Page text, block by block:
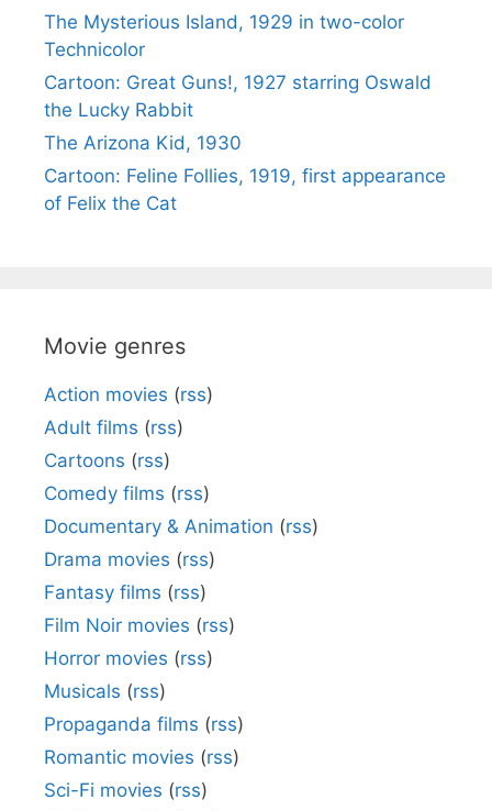
The Mysterious Island, 1929 in two-color
Technicolor
Cartoon: Great Guns!, 1927 starring Oswald
the Lucky Rabbit
The Arizona Kid, 1930
Cartoon: Feline Follies, 1919, first appearance
of Felix the Cat
Movie genres
Action movies (rss)
Adult films (rss)
Cartoons (rss)
Comedy films (rss)
Documentary & Animation (rss)
Drama movies (rss)
Fantasy films (rss)
Film Noir movies (rss)
Horror movies (rss)
Musicals (rss)
Propaganda films (rss)
Romantic movies (rss)
Sci-Fi movies (rss)